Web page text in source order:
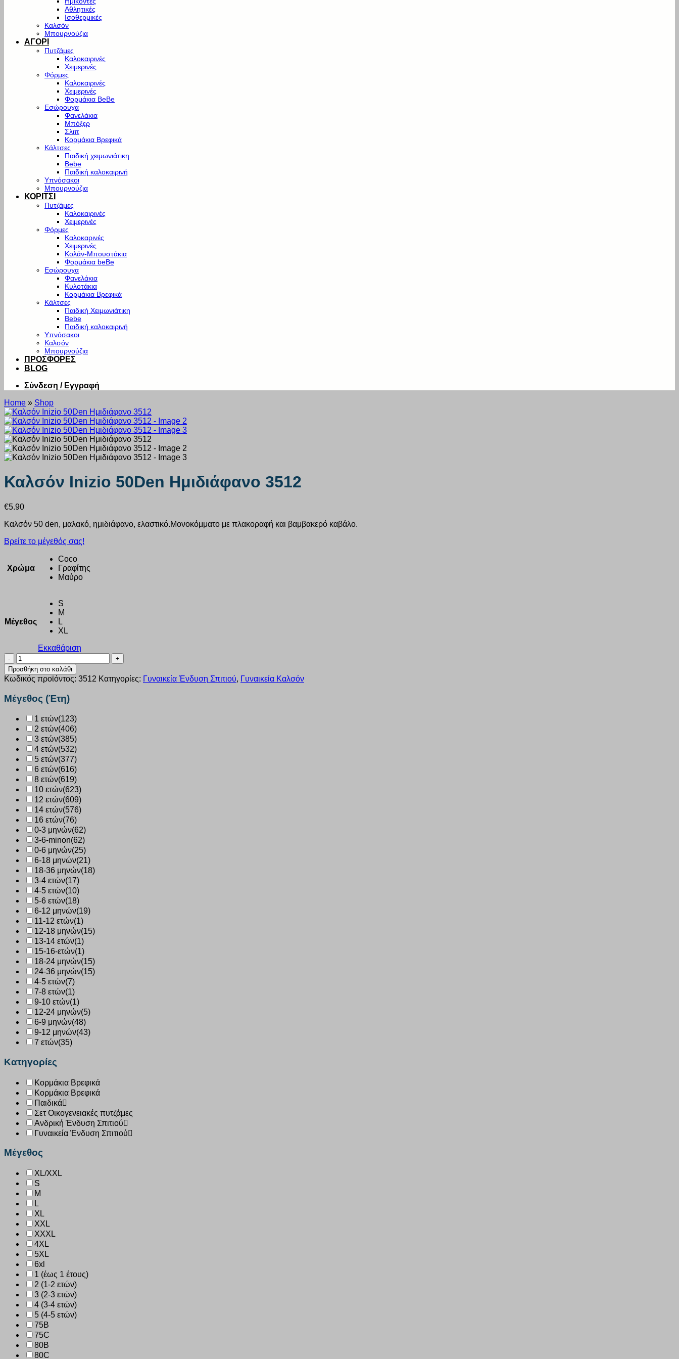
Αθλητικές
Ισοθερμικές
Καλσόν
Μπουρνούζια
ΑΓΟΡΙ
Πυτζάμες
Καλοκαιρινές
Χειμερινές
Φόρμες
Καλοκαιρινές
Χειμερινές
Φορμάκια BeBe
Εσώρουχα
Φανελάκια
Μπόξερ
Σλιπ
Κορμάκια Βρεφικά
Κάλτσες
Παιδική χειμωνιάτικη
Bebe
Παιδική καλοκαιρινή
Υπνόσακοι
Μπουρνούζια
ΚΟΡΙΤΣΙ
Πυτζάμες
Καλοκαιρινές
Χειμερινές
Φόρμες
Καλοκαρινές
Χειμερινές
Κολάν-Μπουστάκια
Φορμάκια beBe
Εσώρουχα
Φανελάκια
Κυλοτάκια
Κορμάκια Βρεφικά
Κάλτσες
Παιδική Χειμωνιάτικη
Bebe
Παιδική καλοκαιρινή
Υπνόσακοι
Καλσόν
Μπουρνούζια
ΠΡΟΣΦΟΡΕΣ
BLOG
Σύνδεση / Εγγραφή
Home » Shop
Καλσόν Inizio 50Den Ημιδιάφανο 3512
€5.90
Καλσόν 50 den, μαλακό, ημιδιάφανο, ελαστικό.Μονοκόμματο με πλακοραφή και βαμβακερό καβάλο.
Βρείτε το μέγεθός σας!
Χρώμα
Coco
Γραφίτης
Μαύρο
Μέγεθος
S
M
L
XL
Εκκαθάριση
Καλσόν
Inizio
50Den
Ημιδιάφανο
3512
ποσότητα
Προσθήκη στο καλάθι
Κωδικός προϊόντος: 3512 Κατηγορίες: Γυναικεία Ένδυση Σπιτιού, Γυναικεία Καλσόν
Μέγεθος (Έτη)
1 ετών(123)
2 ετών(406)
3 ετών(385)
4 ετών(532)
5 ετών(377)
6 ετών(616)
8 ετών(619)
10 ετών(623)
12 ετών(609)
14 ετών(576)
16 ετών(76)
0-3 μηνών(62)
3-6-minon(62)
0-6 μηνών(25)
6-18 μηνών(21)
18-36 μηνών(18)
3-4 ετών(17)
4-5 ετών(10)
5-6 ετών(18)
6-12 μηνών(19)
11-12 ετών(1)
12-18 μηνών(15)
13-14 ετών(1)
15-16-ετών(1)
18-24 μηνών(15)
24-36 μηνών(15)
4-5 ετών(7)
7-8 ετών(1)
9-10 ετών(1)
12-24 μηνών(5)
6-9 μηνών(48)
9-12 μηνών(43)
7 ετών(35)
Κατηγορίες
Κορμάκια Βρεφικά
Κορμάκια Βρεφικά
Παιδικά
Σετ Οικογενειακές πυτζάμες
Ανδρική Ένδυση Σπιτιού
Γυναικεία Ένδυση Σπιτιού
Μέγεθος
XL/XXL
S
M
L
XL
XXL
XXXL
4XL
5XL
6xl
1 (έως 1 έτους)
2 (1-2 ετών)
3 (2-3 ετών)
4 (3-4 ετών)
5 (4-5 ετών)
75B
75C
80B
80C